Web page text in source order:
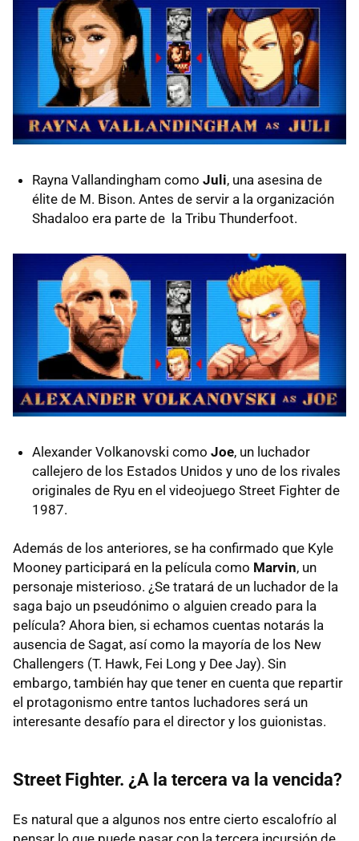
Rayna Vallandingham como Juli, una asesina de
élite de M. Bison. Antes de servir a la organización
Shadaloo era parte de la Tribu Thunderfoot.
Alexander Volkanovski como Joe, un luchador
callejero de los Estados Unidos y uno de los rivales
originales de Ryu en el videojuego Street Fighter de
1987.
Además de los anteriores, se ha confirmado que Kyle
Mooney participará en la película como Marvin, un
personaje misterioso. ¿Se tratará de un luchador de la
saga bajo un pseudónimo o alguien creado para la
película? Ahora bien, si echamos cuentas notarás la
ausencia de Sagat, así como la mayoría de los New
Challengers (T. Hawk, Fei Long y Dee Jay). Sin
embargo, también hay que tener en cuenta que repartir
el protagonismo entre tantos luchadores será un
interesante desafío para el director y los guionistas.
Street Fighter. ¿A la tercera va la vencida?
Es natural que a algunos nos entre cierto escalofrío al